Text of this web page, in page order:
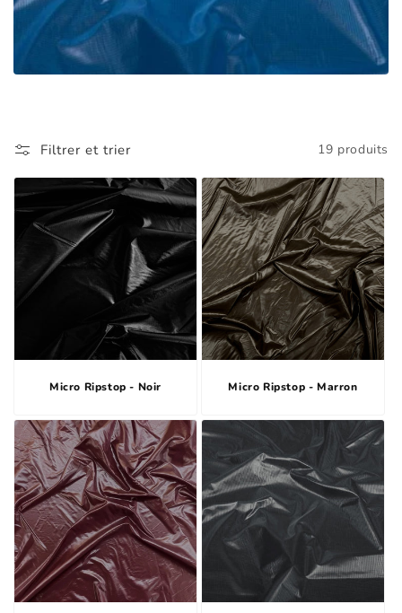
Filtrer et trier 19 produits
Micro Ripstop - Noir Micro Ripstop - Marron